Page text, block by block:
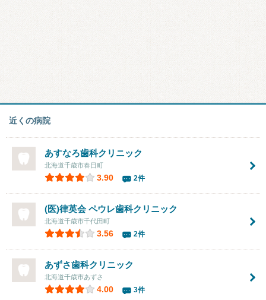
近くの病院
あすなろ歯科クリニック
北海道千歳市春日町
3.90 2件
(医)律英会 ペウレ歯科クリニック
北海道千歳市千代田町
3.56 2件
あずさ歯科クリニック
北海道千歳市あずさ
4.00 3件